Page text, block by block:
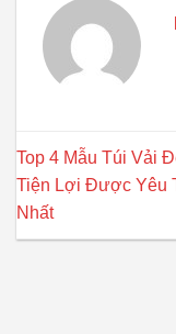
Top 4 Mẫu Túi Vải
Tiện Lợi Được Yêu
Nhất